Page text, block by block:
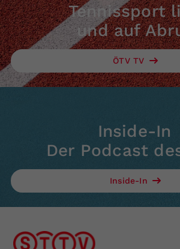
Tennissport
und auf
ÖTV TV
Inside-In
Der Podcast
Inside-In